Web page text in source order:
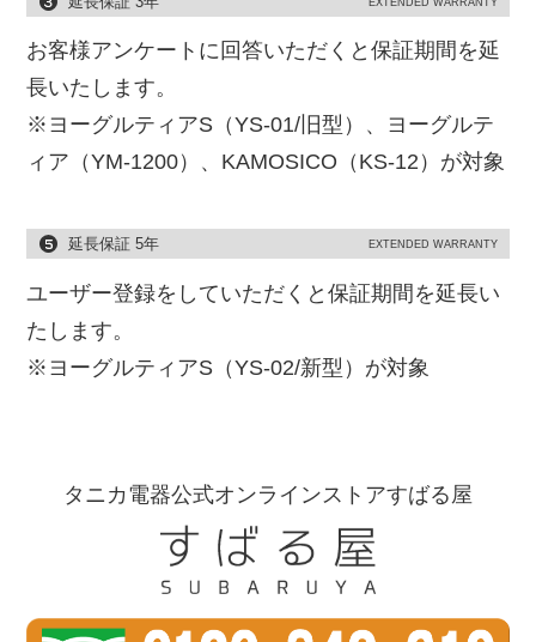
お客様アンケートに回答いただくと保証期間を延
長いたします。
※ヨーグルティアS（YS-01/旧型）、ヨーグルテ
ィア（YM-1200）、KAMOSICO（KS-12）が対象
延長保証 5年 EXTENDED WARRANTY
ユーザー登録をしていただくと保証期間を延長い
たします。
※ヨーグルティアS（YS-02/新型）が対象
タニカ電器公式オンラインストアすばる屋